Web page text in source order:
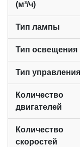
(м³/ч)
Тип лампы
Тип освещения
Тип управления
Количество
двигателей
Количество
скоростей